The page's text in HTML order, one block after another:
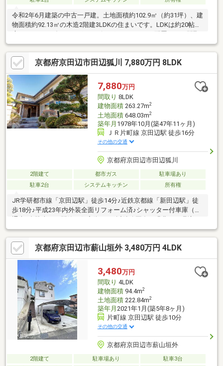
令和2年6月建築の中古一戸建。土地面積約102.9㎡（約31坪）、建
物面積約92.13㎡の木造2階建3LDKの住まいです。LDKは約20帖の
り。キッチンからリビング全体を見渡しやすく、日々の家事動線
にも配慮されています。各居室には収納が設けられており、生活
スペースを整理しやすい設計。ワイドバルコニーやウッドデッキ
もあり、屋外空間も活用できます。駐車スペースは普通車1台・軽
自動車1台の計2台分。
京都府京田辺市田辺狐川 7,880万円 8LDK
7,880万円
間取り 8LDK
建物面積263.27m2
土地面積648.03m2
築年月 1978年10月(築47年11ヶ月)
ＪＲ片町線 京田辺駅 徒歩16分
その他の交通
京都府京田辺市田辺狐川
2階建て 都市ガス
駐車場あり
駐車2台
システムキッチン 所有権
JR学研都市線「京田辺駅」徒歩14分♪近鉄京都線「新田辺駅」徒
歩18分♪平成23年内外装全面リフォーム済♪シャッター付車庫（普
す♪お庭が広くバーベキュー等が楽しんでいただけます♪システム
キッチン・ウォッシュレット・オートバスシャンプードレッサ
ー・縁側・食器洗い乾燥機モニター付きインターフォン・シャッ
ター付車庫離れ（木造平屋建33.55㎡）車庫（RC造平屋建39.10
㎡）ファミリーマート・・・徒歩8分アル・プラザ京田辺・・・徒
歩16分スーパー山田屋・・・徒歩16分薪小学校・・・徒歩9分
京都府京田辺市薪山垣外 3,480万円 4LDK
3,480万円
間取り 4LDK
建物面積94.4m2
土地面積222.84m2
築年月 2021年1月(築5年8ヶ月)
片町線 京田辺駅 徒歩10分
その他の交通
京都府京田辺市薪山垣外
2階建て 駐車場あり
駐車3台